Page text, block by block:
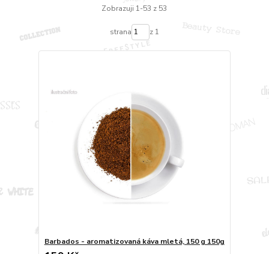
Zobrazuji 1-53 z 53
strana z 1
Barbados - aromatizovaná káva mletá, 150 g 150g